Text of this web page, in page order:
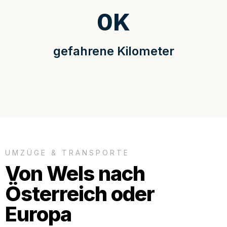
gefahrene Kilometer
0K
UMZÜGE & TRANSPORTE
Von Wels nach
Österreich oder
Europa